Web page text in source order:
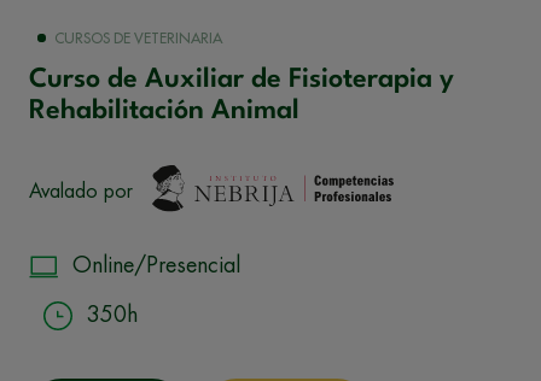
CURSOS DE VETERINARIA
Curso de Auxiliar de Fisioterapia y
Rehabilitación Animal
Avalado por
Online/Presencial
350h